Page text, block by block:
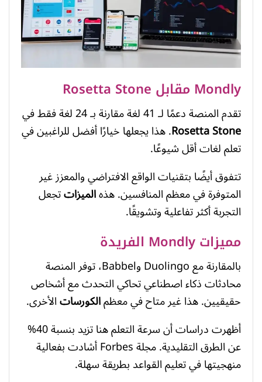
Mondly مقابل Rosetta Stone
تقدم المنصة دعمًا لـ 41 لغة مقارنة بـ 24 لغة فقط في
Rosetta Stone. هذا يجعلها خيارًا أفضل للراغبين في
تعلم لغات أقل شيوعًا.
تتفوق أيضًا بتقنيات الواقع الافتراضي والمعزز غير
المتوفرة في معظم المنافسين. هذهالميزاتتجعل
التجربة أكثر تفاعلية وتشويقًا.
مميزات Mondly الفريدة
بالمقارنة مع Duolingo وBabbel، توفر المنصة
محادثات ذكاء اصطناعي تحاكي التحدث مع أشخاص
حقيقيين. هذا غير متاح في معظمالكورساتالأخرى.
أظهرت دراسات أن سرعة التعلم هنا تزيد بنسبة 40%
عن الطرق التقليدية. مجلة Forbes أشادت بفعالية
منهجيتها في تعليم القواعد بطريقة سهلة.